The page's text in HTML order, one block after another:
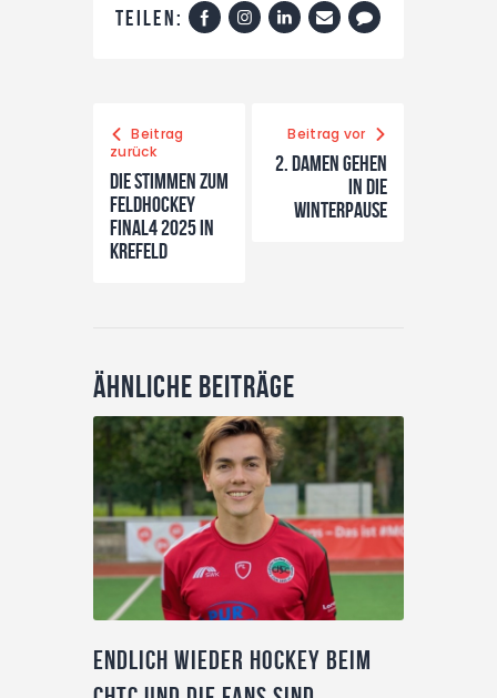
Teilen:
Beitrag
zurück
Die Stimmen zum
Feldhockey
Final4 2025 in
Krefeld
Beitrag vor
2. Damen gehen
in die
Winterpause
Ähnliche Beiträge
Endlich wieder Hockey beim